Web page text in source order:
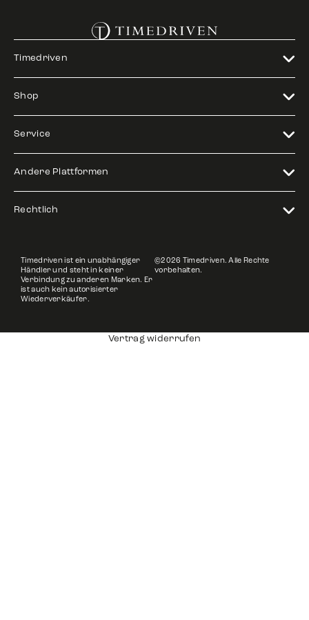
Timedriven
Shop
Service
Andere Plattformen
Rechtlich
Timedriven ist ein unabhängiger
Händler und steht in keiner
Verbindung zu anderen Marken. Er
ist auch kein autorisierter
Wiederverkäufer.
©2026 Timedriven. Alle Rechte
vorbehalten.
Vertrag widerrufen